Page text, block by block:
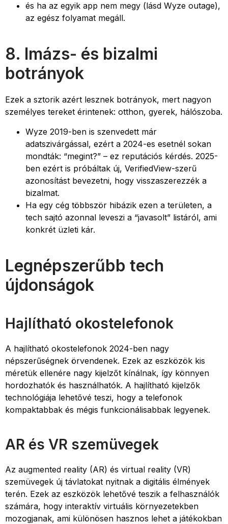
és ha az egyik app nem megy (lásd Wyze outage),
az egész folyamat megáll.
8. Imázs- és bizalmi
botrányok
Ezek a sztorik azért lesznek botrányok, mert nagyon
személyes tereket érintenek: otthon, gyerek, hálószoba.
Wyze 2019-ben is szenvedett már
adatszivárgással, ezért a 2024-es esetnél sokan
mondták: “megint?” – ez reputációs kérdés. 2025-
ben ezért is próbáltak új, VerifiedView-szerű
azonosítást bevezetni, hogy visszaszerezzék a
bizalmat.
Ha egy cég többször hibázik ezen a területen, a
tech sajtó azonnal leveszi a “javasolt” listáról, ami
konkrét üzleti kár.
Legnépszerűbb tech
újdonságok
Hajlítható okostelefonok
A hajlítható okostelefonok 2024-ben nagy
népszerűségnek örvendenek. Ezek az eszközök kis
méretük ellenére nagy kijelzőt kínálnak, így könnyen
hordozhatók és használhatók. A hajlítható kijelzők
technológiája lehetővé teszi, hogy a telefonok
kompaktabbak és mégis funkcionálisabbak legyenek.
AR és VR szemüvegek
Az augmented reality (AR) és virtual reality (VR)
szemüvegek új távlatokat nyitnak a digitális élmények
terén. Ezek az eszközök lehetővé teszik a felhasználók
számára, hogy interaktív virtuális környezetekben
mozogjanak, ami különösen hasznos lehet a játékokban